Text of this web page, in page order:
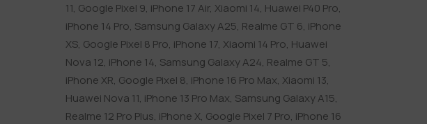
11, Google Pixel 9, iPhone 17 Air, Xiaomi 14, Huawei P40 Pro,
iPhone 14 Pro, Samsung Galaxy A25, Realme GT 6, iPhone
XS, Google Pixel 8 Pro, iPhone 17, Xiaomi 14 Pro, Huawei
Nova 12, iPhone 14, Samsung Galaxy A24, Realme GT 5,
iPhone XR, Google Pixel 8, iPhone 16 Pro Max, Xiaomi 13,
Huawei Nova 11, iPhone 13 Pro Max, Samsung Galaxy A15,
Realme 12 Pro Plus, iPhone X, Google Pixel 7 Pro, iPhone 16